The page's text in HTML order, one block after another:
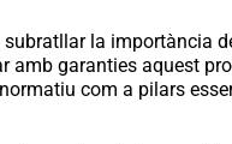
subratllar la importància
amb garanties aquest
com a pilars